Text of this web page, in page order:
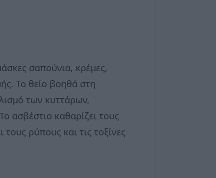
σαπούνια, κρέμες,
Το θείο βοηθά στη
των κυττάρων,
ασβέστιο καθαρίζει τους
ρύπους και τις τοξίνες